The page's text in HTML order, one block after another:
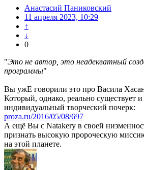
Анастасий Паниковский
11 апреля 2023, 10:29
↑
↓
0
"Это не автор, это неадекватный
программы"
Вы ужЕ говорили это про Васила
Который, однако, реально существует
индивидуальный творческий почерк:
proza.ru/2016/05/08/697
А ещё Вы с Natakery в своей
признать высокую пророческую
на этой планете.